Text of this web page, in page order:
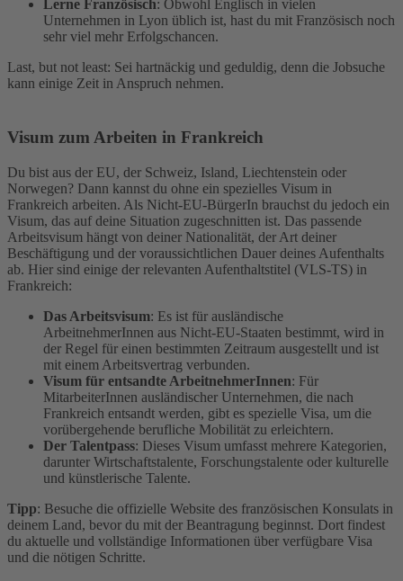
Lerne Französisch: Obwohl Englisch in vielen
Unternehmen in Lyon üblich ist, hast du mit Französisch noch
sehr viel mehr Erfolgschancen.
Last, but not least: Sei hartnäckig und geduldig, denn die Jobsuche
kann einige Zeit in Anspruch nehmen.
Visum zum Arbeiten in Frankreich
Du bist aus der EU, der Schweiz, Island, Liechtenstein oder
Norwegen? Dann kannst du ohne ein spezielles Visum in
Frankreich arbeiten. Als Nicht-EU-BürgerIn brauchst du jedoch ein
Visum, das auf deine Situation zugeschnitten ist. Das passende
Arbeitsvisum hängt von deiner Nationalität, der Art deiner
Beschäftigung und der voraussichtlichen Dauer deines Aufenthalts
ab. Hier sind einige der relevanten Aufenthaltstitel (VLS-TS) in
Frankreich:
Das Arbeitsvisum: Es ist für ausländische
ArbeitnehmerInnen aus Nicht-EU-Staaten bestimmt, wird in
der Regel für einen bestimmten Zeitraum ausgestellt und ist
mit einem Arbeitsvertrag verbunden.
Visum für entsandte ArbeitnehmerInnen: Für
MitarbeiterInnen ausländischer Unternehmen, die nach
Frankreich entsandt werden, gibt es spezielle Visa, um die
vorübergehende berufliche Mobilität zu erleichtern.
Der Talentpass: Dieses Visum umfasst mehrere Kategorien,
darunter Wirtschaftstalente, Forschungstalente oder kulturelle
und künstlerische Talente.
Tipp: Besuche die offizielle Website des französischen Konsulats in
deinem Land, bevor du mit der Beantragung beginnst. Dort findest
du aktuelle und vollständige Informationen über verfügbare Visa
und die nötigen Schritte.